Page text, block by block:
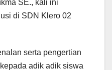
SE., kali ini
di SDN Klero 02
serta pengertian
adik adik siswa